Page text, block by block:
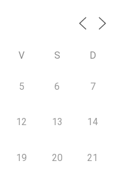
V S D
5 6 7
12 13 14
19 20 21